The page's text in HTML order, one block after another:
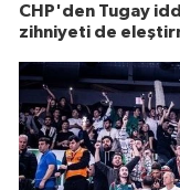
CHP'den Tugay
zihniyeti de